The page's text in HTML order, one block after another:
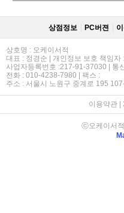
상점정보 PC버젼
상호명 : 오케이서적
대표 : 정경순 | 개인정보 보호 책임자
사업자등록번호 :217-91-37030 | 통
전화 : 010-4238-7980 | 팩스 :
주소 : 서울시 노원구 중계로 195
이용약관|
ⓒ오케이서